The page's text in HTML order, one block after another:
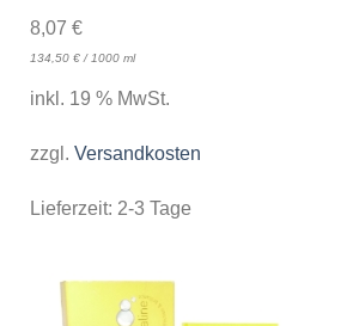
8,07 €
134,50 €/ 1000 ml
inkl. 19 % MwSt.
zzgl. Versandkosten
Lieferzeit: 2-3 Tage